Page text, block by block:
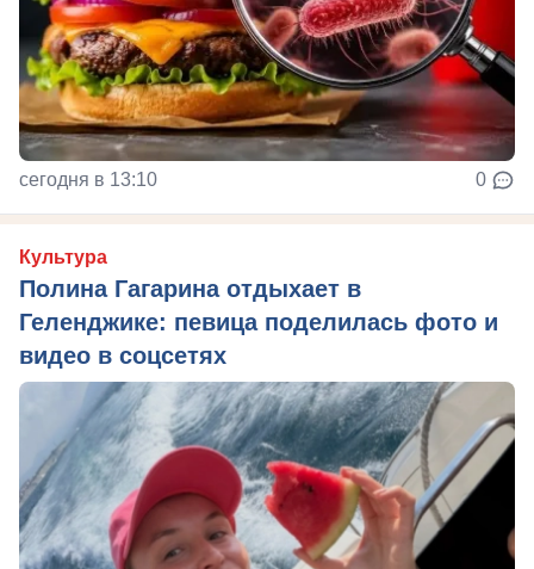
сегодня в 13:10 0
Культура
Полина Гагарина отдыхает в
Геленджике: певица поделилась фото и
видео в соцсетях